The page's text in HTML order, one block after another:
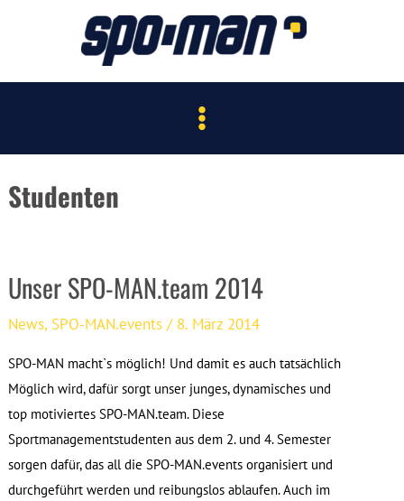
Main
Studenten
Unser SPO-MAN.team 2014
News, SPO-MAN.events / 8. März 2014
SPO-MAN macht`s möglich! Und damit es auch tatsächlich
Möglich wird, dafür sorgt unser junges, dynamisches und
top motiviertes SPO-MAN.team. Diese
Sportmanagementstudenten aus dem 2. und 4. Semester
sorgen dafür, das all die SPO-MAN.events organisiert und
durchgeführt werden und reibungslos ablaufen. Auch im